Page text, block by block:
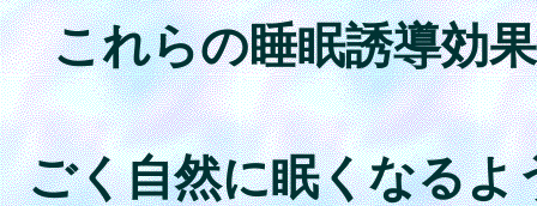
これらの睡眠誘導効
ごく自然に眠くなるよ